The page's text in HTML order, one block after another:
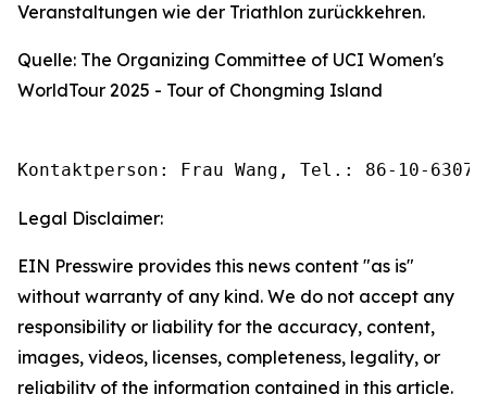
Veranstaltungen wie der Triathlon zurückkehren.
Quelle: The Organizing Committee of UCI Women's
WorldTour 2025 - Tour of Chongming Island
Kontaktperson: Frau Wang, Tel.: 86-10-
Legal Disclaimer:
EIN Presswire provides this news content "as is"
without warranty of any kind. We do not accept any
responsibility or liability for the accuracy, content,
images, videos, licenses, completeness, legality, or
reliability of the information contained in this article.